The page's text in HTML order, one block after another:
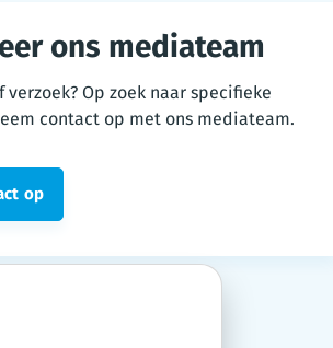
ons mediateam
verzoek? Op zoek naar specifieke
contact op met ons mediateam.
op